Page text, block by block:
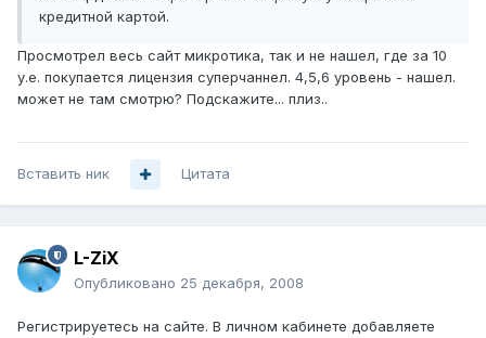
кредитной картой.
Просмотрел весь сайт микротика, так и не нашел, где за 10
у.е. покупается лицензия суперчаннел. 4,5,6 уровень - нашел.
может не там смотрю? Подскажите... плиз..
Вставить ник Цитата
L-ZiX
Опубликовано 25 декабря, 2008
Регистрируетесь на сайте. В личном кабинете добавляете